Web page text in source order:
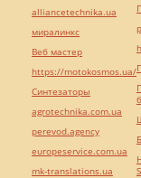
alliancetechnika.ua
миралинкс
Веб мастер
https://motokosmos.ua/
Синтезаторы
agrotechnika.com.ua
perevod.agency
europeservice.com.ua
mk-translations.ua